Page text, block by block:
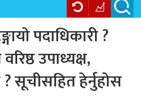
पदाधिकारी ?
उपाध्यक्ष,
सूचीसहित हेर्नुहोस